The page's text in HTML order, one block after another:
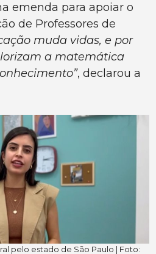
emenda para apoiar o
de Professores de
muda vidas, e por
a matemática
, declarou a
pelo estado de São Paulo | Foto: